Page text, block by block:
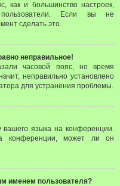
как и большинство настроек,
пользователи. Если вы не
сделать это.
неправильное!
часовой пояс, но время
неправильно установлено
для устранения проблемы.
вашего языка на конференции.
конференции, может ли он
именем пользователя?